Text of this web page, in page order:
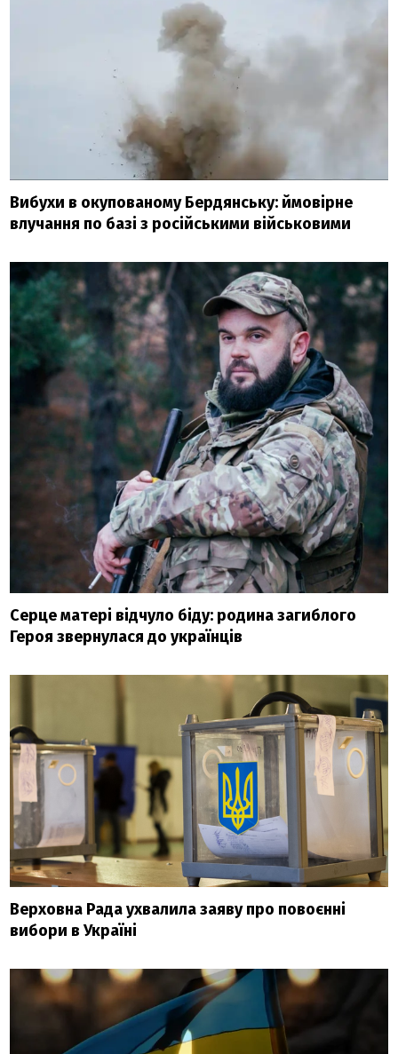
Вибухи в окупованому Бердянську: ймовірне
влучання по базі з російськими військовими
Серце матері відчуло біду: родина загиблого
Героя звернулася до українців
Верховна Рада ухвалила заяву про повоєнні
вибори в Україні